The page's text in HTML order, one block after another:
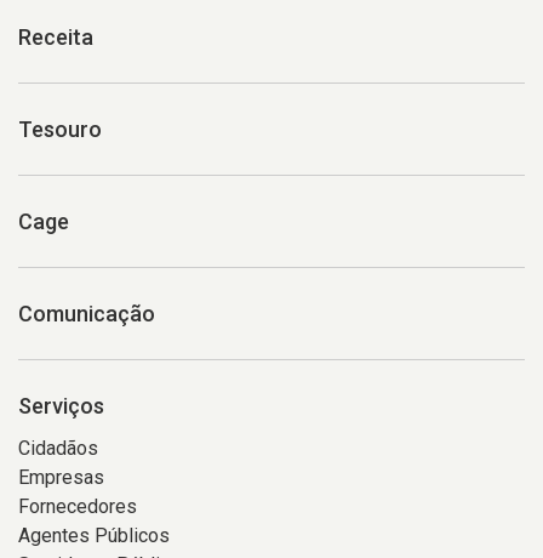
Receita
Tesouro
Cage
Comunicação
Serviços
Cidadãos
Empresas
Fornecedores
Agentes Públicos